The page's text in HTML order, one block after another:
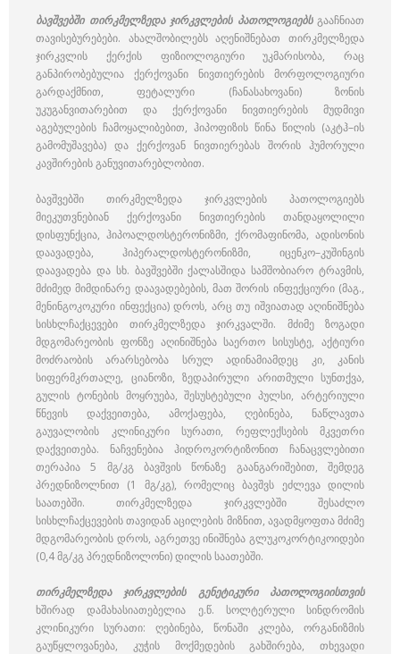
ბავშვებში თირკმელზედა ჯირკვლების პათოლოგიებსგააჩნიათ
თავისებურებები. ახალშობილებს აღენიშნებათ თირკმელზედა
ჯირკვლის ქერქის ფიზიოლოგიური უკმარისობა, რაც
განპირობებულია ქერქოვანი ნივთიერების მორფოლოგიური
გარდაქმნით, ფეტალური (ჩანასახოვანი) ზონის
უკუგანვითარებით და ქერქოვანი ნივთიერების მუდმივი
აგებულების ჩამოყალიბებით, ჰიპოფიზის წინა წილის (აკტჰ–ის
გამომუშავება) და ქერქოვან ნივთიერებას შორის ჰუმორული
კავშირების განუვითარებლობით.
ბავშვებში თირკმელზედა ჯირკვლების პათოლოგიებს
მიეკუთვნებიან ქერქოვანი ნივთიერების თანდაყოლილი
დისფუნქცია, ჰიპოალდოსტერონიზმი, ქრომაფინომა, ადისონის
დაავადება, ჰიპერალდოსტერონიზმი, იცენკო–კუშინგის
დაავადება და სხ. ბავშვებში ქალასშიდა სამშობიარო ტრავმის,
მძიმედ მიმდინარე დაავადებების, მათ შორის ინფექციური (მაგ.,
მენინგოკოკური ინფექცია) დროს, არც თუ იშვიათად აღინიშნება
სისხლჩაქცევები თირკმელზედა ჯირკვალში. მძიმე ზოგადი
მდგომარეობის ფონზე აღინიშნება საერთო სისუსტე, აქტიური
მოძრაობის არარსებობა სრულ ადინამიამდეც კი, კანის
სიფერმკრთალე, ციანოზი, ზედაპირული არითმული სუნთქვა,
გულის ტონების მოყრუება, შესუსტებული პულსი, არტერიული
წნევის დაქვეითება, ამოქაფება, ღებინება, ნაწლავთა
გაუვალობის კლინიკური სურათი, რეფლექსების მკვეთრი
დაქვეითება. ნაჩვენებია ჰიდროკორტიზონით ჩანაცვლებითი
თერაპია 5 მგ/კგ ბავშვის წონაზე გაანგარიშებით, შემდეგ
პრედნიზოლნით (1 მგ/კგ), რომელიც ბავშვს ეძლევა დილის
საათებში. თირკმელზედა ჯირკვლებში შესაძლო
სისხლჩაქცევების თავიდან აცილების მიზნით, ავადმყოფთა მძიმე
მდგომარეობის დროს, აგრეთვე ინიშნება გლუკოკორტიკოიდები
(0,4 მგ/კგ პრედნიზოლონი) დილის საათებში.
თირკმელზედა ჯირკვლების გენეტიკური პათოლოგიისთვის
ხშირად დამახასიათებელია ე.წ. სოლტერული სინდრომის
კლინიკური სურათი: ღებინება, წონაში კლება, ორგანიზმის
გაუწყლოვანება, კუჭის მოქმედების გახშირება, თხევადი